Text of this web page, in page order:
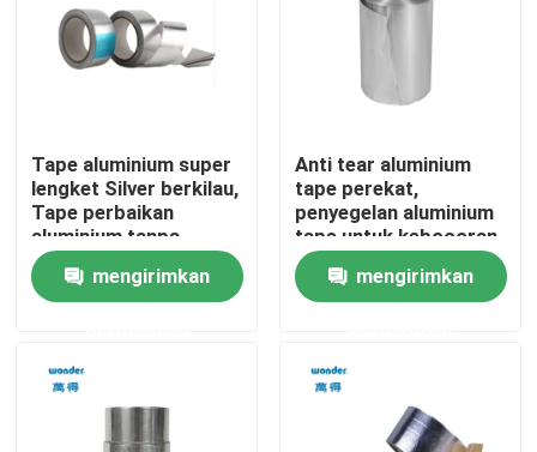
Tentang Kami
Kontrol kualitas
Hubungi kami
Berita
Tape aluminium super
lengket Silver berkilau,
Tape perbaikan
aluminium tanpa
lapisan
mengirimkan
Anti tear aluminium
tape perekat,
penyegelan aluminium
tape untuk kebocoran
air
mengirimkan